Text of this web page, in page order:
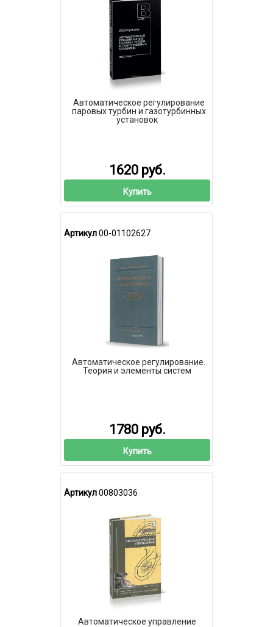
Автоматическое регулирование
паровых турбин и газотурбинных
установок
1620 руб.
Купить
Артикул00-01102627
Автоматическое регулирование.
Теория и элементы систем
1780 руб.
Купить
Артикул00803036
Автоматическое управление